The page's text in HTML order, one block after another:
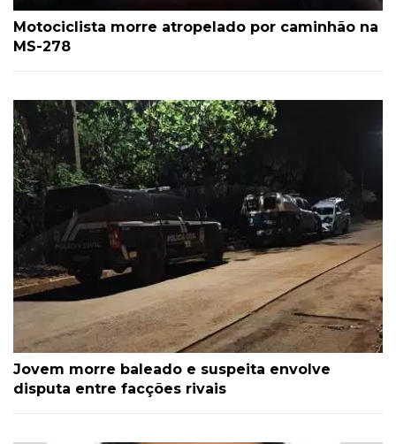
Motociclista morre atropelado por caminhão na
MS-278
Jovem morre baleado e suspeita envolve
disputa entre facções rivais